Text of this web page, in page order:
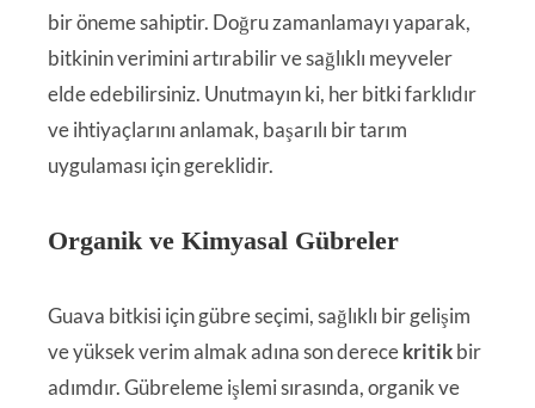
bir öneme sahiptir. Doğru zamanlamayı yaparak,
bitkinin verimini artırabilir ve sağlıklı meyveler
elde edebilirsiniz. Unutmayın ki, her bitki farklıdır
ve ihtiyaçlarını anlamak, başarılı bir tarım
uygulaması için gereklidir.
Organik ve Kimyasal Gübreler
Guava bitkisi için gübre seçimi, sağlıklı bir gelişim
ve yüksek verim almak adına son derecekritikbir
adımdır. Gübreleme işlemi sırasında, organik ve